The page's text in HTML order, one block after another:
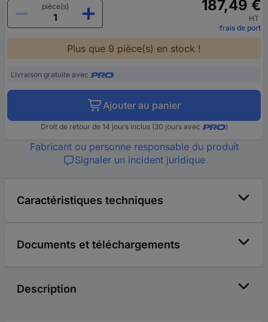
pièce(s)
187,49 €
HT
frais de port
Plus que 9 pièce(s) en stock !
Livraison gratuite avec
Ajouter au panier
Droit de retour de 14 jours inclus (30 jours avec )
Fabricant ou personne responsable du produit
Signaler un incident juridique
Caractéristiques techniques
Documents et téléchargements
Description